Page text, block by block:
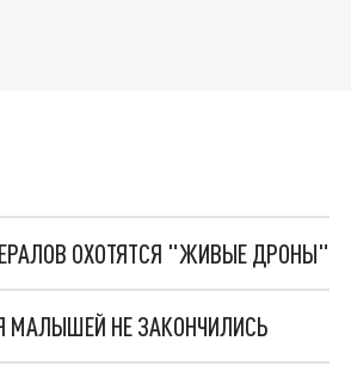
ОХОТЯТСЯ "ЖИВЫЕ ДРОНЫ"
МАЛЫШЕЙ НЕ ЗАКОНЧИЛИСЬ